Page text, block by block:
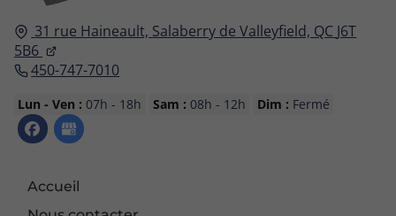
31 rue Haineault, Salaberry de Valleyfield, QC J6T
5B6
450-747-7010
Lun - Ven : 07h - 18h Sam : 08h - 12h Dim : Fermé
Accueil